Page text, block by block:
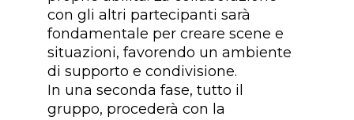
con gli altri partecipanti sarà
fondamentale per creare scene e
situazioni, favorendo un ambiente
di supporto e condivisione.
In una seconda fase, tutto il
gruppo, procederà con la